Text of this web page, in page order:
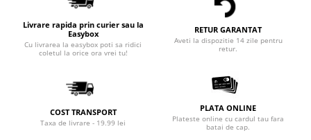
Livrare rapida prin curier sau la
Easybox
Cu livrarea la easybox poti sa ridici
coletul la orice ora vrei tu!
RETUR GARANTAT
Aveti la dispozitie 14 zile pentru
retur.
COST TRANSPORT
Taxa de livrare - 19.99 lei
PLATA ONLINE
Plateste online cu cardul tau fara
batai de cap.